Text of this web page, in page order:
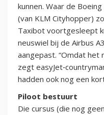
kunnen. Waar de
(van KLM Cityhopper)
Taxibot voortgesleept
neuswiel bij de Airbus
aangepast. “Omdat het
zegt
hadden ook nog een
Piloot bestuurt
Die cursus (die nog